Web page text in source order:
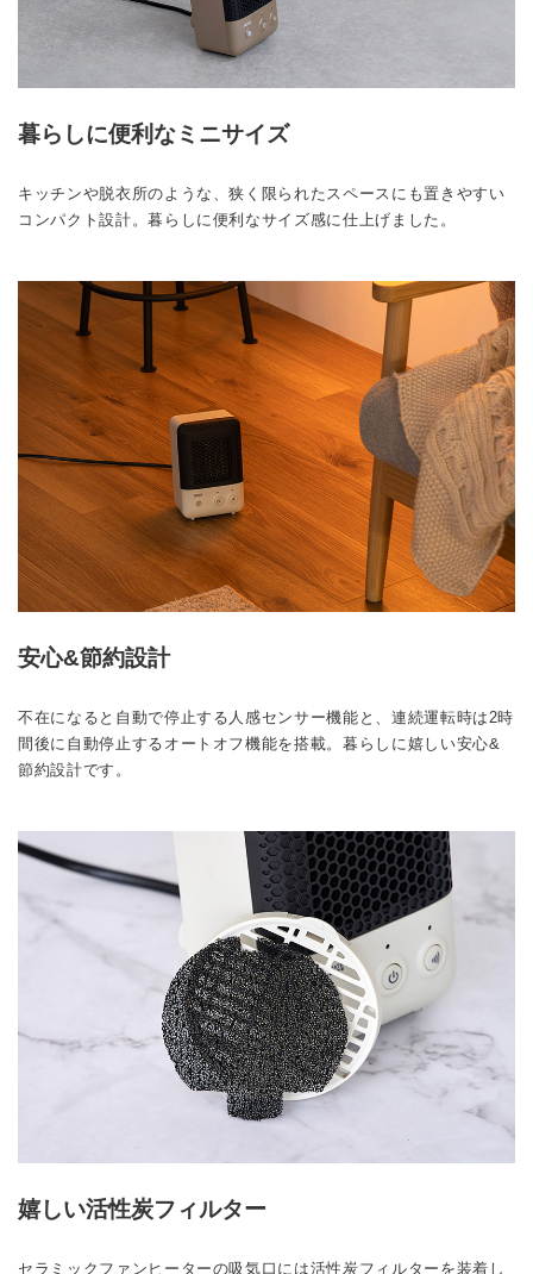
暮らしに便利なミニサイズ
キッチンや脱衣所のような、狭く限られたスペースにも置きやすい
コンパクト設計。暮らしに便利なサイズ感に仕上げました。
安心&節約設計
不在になると自動で停止する人感センサー機能と、連続運転時は2時
間後に自動停止するオートオフ機能を搭載。暮らしに嬉しい安心&
節約設計です。
嬉しい活性炭フィルター
セラミックファンヒーターの吸気口には活性炭フィルターを装着し